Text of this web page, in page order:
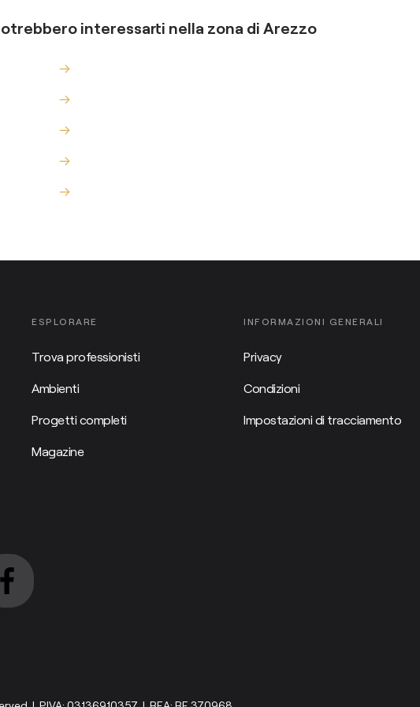
interessarti nella zona di Arezzo
ESPLORARE
Trova professionisti
Ambienti
Progetti completi
Magazine
INFORMAZIONI GENERALI
Privacy
Condizioni
Impostazioni di tracciamento